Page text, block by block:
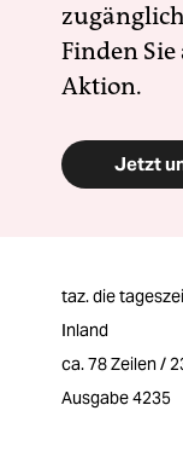
Finden
Aktion.
Jetzt
taz. die
Inland
ca. 78 Zeilen /
Ausgabe 4235